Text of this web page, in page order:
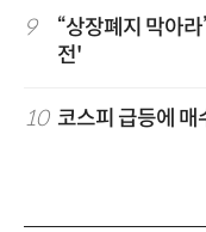
9
“상장폐지 막아
전'
10 코스피 급등에 매